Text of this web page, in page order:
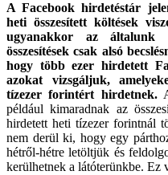
A Facebook hirdetéstár
heti összesített költések
ugyanakkor az általunk
összesítések csak alsó
hogy több ezer hirdetett
azokat vizsgáljuk,
tízezer forintért hirdetnek.
például kimaradnak az
hirdetett heti tízezer forintnál
nem derül ki, hogy egy
hétről-hétre letöltjük és
kerülhetnek a látóterünkbe. Ez